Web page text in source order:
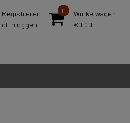
Registreren
of Inloggen
0
Winkelwagen
€0,00